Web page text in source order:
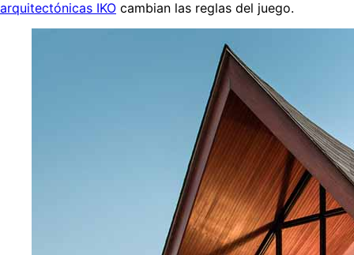
arquitectónicas IKO cambian las reglas del juego.